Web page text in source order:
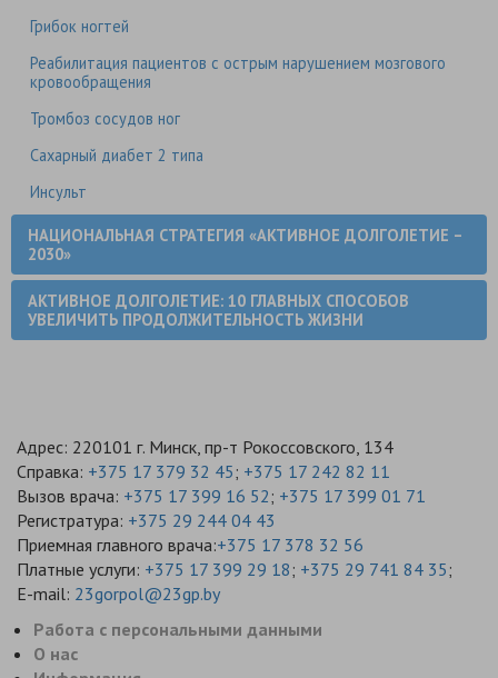
Грибок ногтей
Реабилитация пациентов с острым нарушением мозгового
кровообращения
Тромбоз сосудов ног
Сахарный диабет 2 типа
Инсульт
НАЦИОНАЛЬНАЯ СТРАТЕГИЯ «АКТИВНОЕ ДОЛГОЛЕТИЕ –
2030»
АКТИВНОЕ ДОЛГОЛЕТИЕ: 10 ГЛАВНЫХ СПОСОБОВ
УВЕЛИЧИТЬ ПРОДОЛЖИТЕЛЬНОСТЬ ЖИЗНИ
Адрес: 220101 г. Минск, пр-т Рокоссовского, 134
Справка: +375 17 379 32 45; +375 17 242 82 11
Вызов врача: +375 17 399 16 52; +375 17 399 01 71
Регистратура: +375 29 244 04 43
Приемная главного врача:+375 17 378 32 56
Платные услуги: +375 17 399 29 18; +375 29 741 84 35;
E-mail: 23gorpol@23gp.by
Работа с персональными данными
О нас